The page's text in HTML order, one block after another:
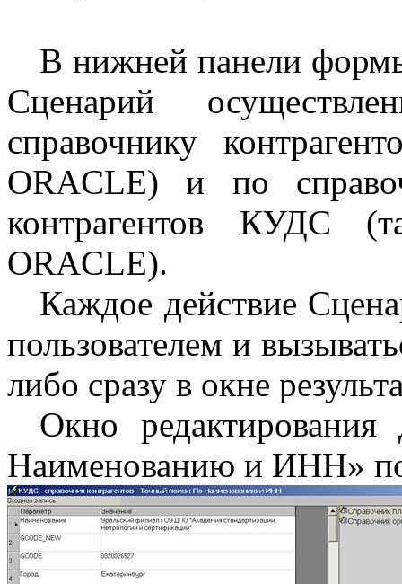
В нижней панели
Сценарий
справочнику
ORACLE) и по
контрагентов КУДС
ORACLE).
Каждое действие
пользователем и
либо сразу в окне
Окно
Наименованию и ИНН»